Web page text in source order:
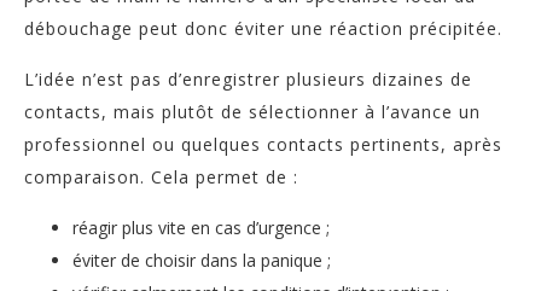
débouchage peut donc éviter une réaction précipitée.
L’idée n’est pas d’enregistrer plusieurs dizaines de
contacts, mais plutôt de sélectionner à l’avance un
professionnel ou quelques contacts pertinents, après
comparaison. Cela permet de :
réagir plus vite en cas d’urgence ;
éviter de choisir dans la panique ;